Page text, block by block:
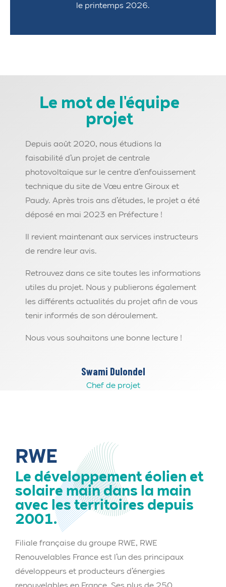
le printemps 2026.
Le mot de l'équipe
projet
Depuis août 2020, nous étudions la
faisabilité d’un projet de centrale
photovoltaïque sur le centre d’enfouissement
technique du site de Vœu entre Giroux et
Paudy. Après trois ans d’études, le projet a été
déposé en mai 2023 en Préfecture !
Il revient maintenant aux services instructeurs
de rendre leur avis.
Retrouvez dans ce site toutes les informations
utiles du projet. Nous y publierons également
les différents actualités du projet afin de vous
tenir informés de son déroulement.
Nous vous souhaitons une bonne lecture !
Swami Dulondel
Chef de projet
RWE
Le développement éolien et
solaire main dans la main
avec les territoires depuis
2001.
Filiale française du groupe RWE, RWE
Renouvelables France est l’un des principaux
développeurs et producteurs d’énergies